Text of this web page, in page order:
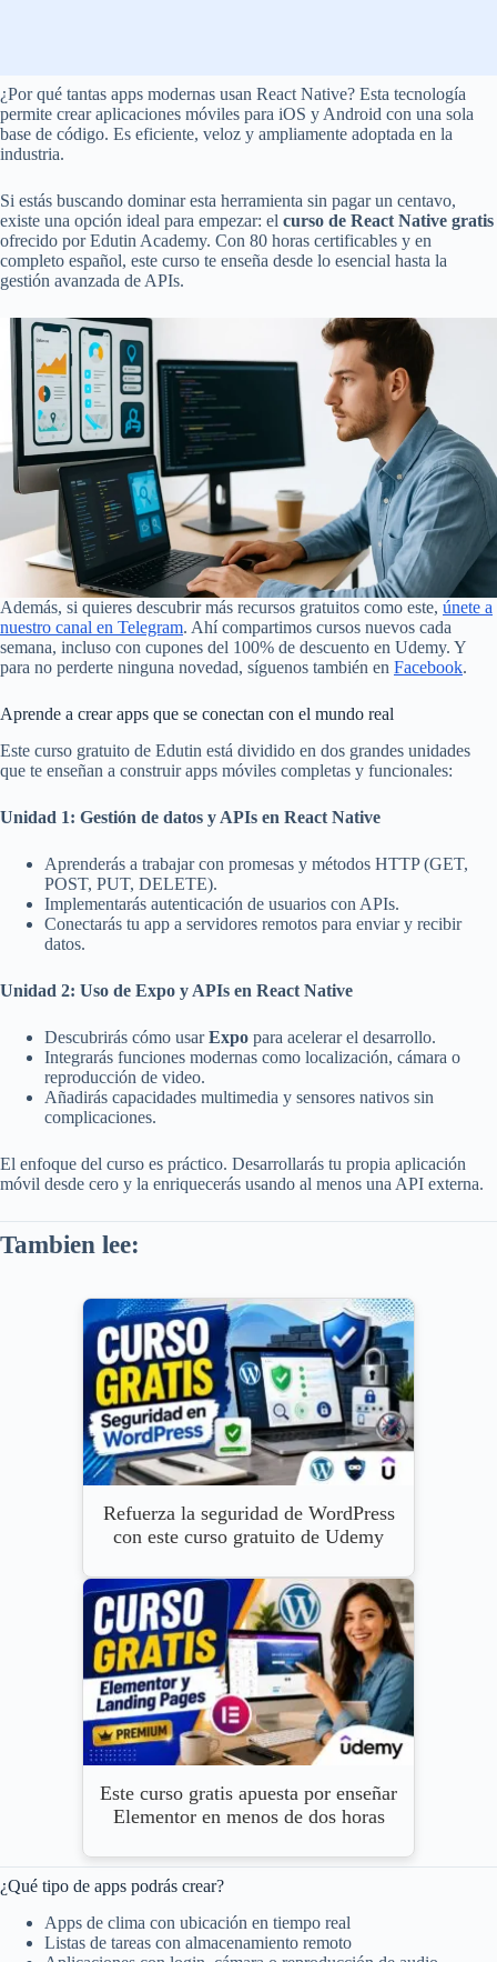
¿Por qué tantas apps modernas usan React Native? Esta tecnología
permite crear aplicaciones móviles para iOS y Android con una sola
base de código. Es eficiente, veloz y ampliamente adoptada en la
industria.
Si estás buscando dominar esta herramienta sin pagar un centavo,
existe una opción ideal para empezar: el curso de React Native gratis
ofrecido por Edutin Academy. Con 80 horas certificables y en
completo español, este curso te enseña desde lo esencial hasta la
gestión avanzada de APIs.
Además, si quieres descubrir más recursos gratuitos como este, únete a
nuestro canal en Telegram. Ahí compartimos cursos nuevos cada
semana, incluso con cupones del 100% de descuento en Udemy. Y
para no perderte ninguna novedad, síguenos también en Facebook.
Aprende a crear apps que se conectan con el mundo real
Este curso gratuito de Edutin está dividido en dos grandes unidades
que te enseñan a construir apps móviles completas y funcionales:
Unidad 1: Gestión de datos y APIs en React Native
Aprenderás a trabajar con promesas y métodos HTTP (GET,
POST, PUT, DELETE).
Implementarás autenticación de usuarios con APIs.
Conectarás tu app a servidores remotos para enviar y recibir
datos.
Unidad 2: Uso de Expo y APIs en React Native
Descubrirás cómo usarExpo para acelerar el desarrollo.
Integrarás funciones modernas como localización, cámara o
reproducción de video.
Añadirás capacidades multimedia y sensores nativos sin
complicaciones.
El enfoque del curso es práctico. Desarrollarás tu propia aplicación
móvil desde cero y la enriquecerás usando al menos una API externa.
Tambien lee:
Refuerza la seguridad de WordPress
con este curso gratuito de Udemy
Este curso gratis apuesta por enseñar
Elementor en menos de dos horas
¿Qué tipo de apps podrás crear?
Apps de clima con ubicación en tiempo real
Listas de tareas con almacenamiento remoto